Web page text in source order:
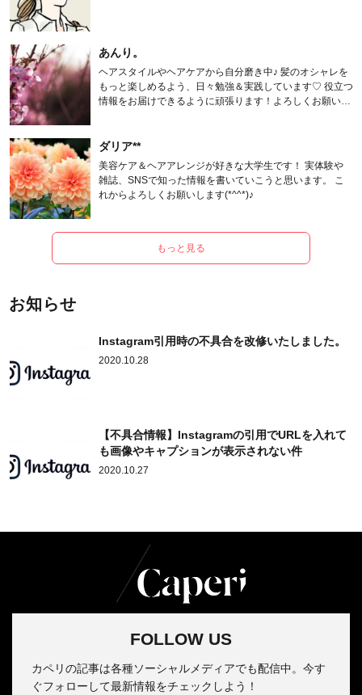
あんり。
ヘアスタイルやヘアケアから自分磨き中♪ 髪のオシャレを
もっと楽しめるよう、日々勉強＆実践しています♡ 役立つ
情報をお届けできるように頑張ります！よろしくお願いし
ダリア**
美容ケア＆ヘアアレンジが好きな大学生です！ 実体験や
雑誌、SNSで知った情報を書いていこうと思います。 こ
れからよろしくお願いします(*^^*)♪
もっと見る
お知らせ
Instagram引用時の不具合を改修いたしました。
2020.10.28
【不具合情報】Instagramの引用でURLを入れて
も画像やキャプションが表示されない件
2020.10.27
FOLLOW US
カペリの記事は各種ソーシャルメディアでも配信中。今す
ぐフォローして最新情報をチェックしよう！